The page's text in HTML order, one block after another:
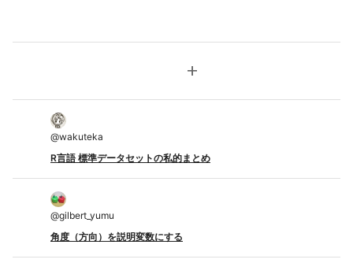
add
@wakuteka
R言語 標準データセットの私的まとめ
@gilbert_yumu
角度（方向）を説明変数にする